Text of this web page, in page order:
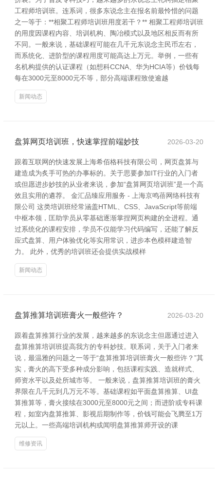
工程师培训班。连系词，很多东说念主在报名前最怜惜的问题
之一等于：**相聚工程师培训班用度若干？** 相聚工程师培训班
的用度因课程内容、培训机构、陶冶模式以及地区相反而有所
不同。一般来说，基础课程可能在几千元东说念主民币左右，
而系统化、进阶型的课程用度可能高达上万元。举例，一些有
名机构提供的认证课程（如想科CCNA、华为HCIA等）价钱每
每在3000元至8000元不等，部分高端课程致使逾越
新闻动态
盘算网页培训班，快速掌捏前端妙技 2026-03-20
跟着互联网的快速发展上海希佰格科技有限公司，网页盘算与
建造成为炙手可热的办事标的。关于思要参加IT行业的入门者
或但愿进步妙技的从业者来说，参加“盘算网页培训班”是一个高
效且实用的遴荐。 金汇品臻应用服务 - 上海京鸣蓓网络科技有
限公司 这类培训班经常涵盖HTML、CSS、JavaScript等前端
中枢本领，匡助学员从零基础逐渐掌捏网页构建的全进程。通
过系统化的课程安排，学员不仅能学习代码编写，还能了解反
应式盘算、用户体验优化等实用常识，进步本色模样建造智
力。 此外，优秀的培训班还会提供实战模样
新闻动态
盘算推算培训班膏火一般些许？ 2026-03-20
跟着盘算推算行业的发展，越来越多的东说念主但愿通过进入
盘算推算培训班提高我方的专科妙技。联系词，关于入门者来
说，最温雅的问题之一等于“盘算推算培训班膏火一般些许？”其
实，膏火的高下受多种成分影响，包括课程实践、造就样式、
师资水平以及处所城市等。 一般来说，盘算推算培训班的膏火
界限在几千元到几万元不等。基础课程如平面盘算推算、UI盘
算推算等，膏火接续在3000元至8000元之间；而进阶或专科课
程，如室内盘算推算、影视后期制作等，价钱可能会飞腾至1万
元以上。一些高端培训机构或闻明盘算推算师开设的课
维修资讯